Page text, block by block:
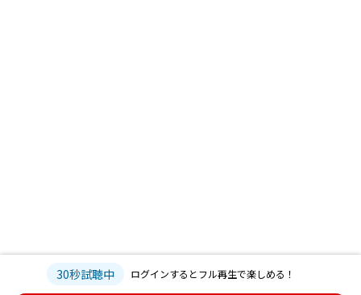
30秒試聴中 ログインするとフル再生で楽しめる！